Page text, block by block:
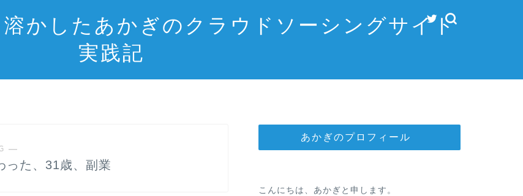
かしたあかぎのクラウドソーシングサイト
実践記
―
った、31歳、副業
あかぎのプロフィール
こんにちは、あかぎと申します。